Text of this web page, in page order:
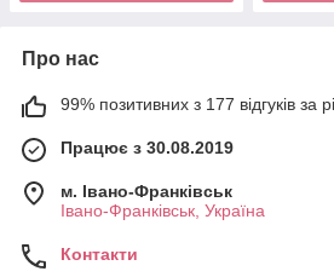
Про нас
99% позитивних з 177 відгуків за
Працює з 30.08.2019
м. Івано-Франківськ
Івано-Франківськ, Україна
Контакти